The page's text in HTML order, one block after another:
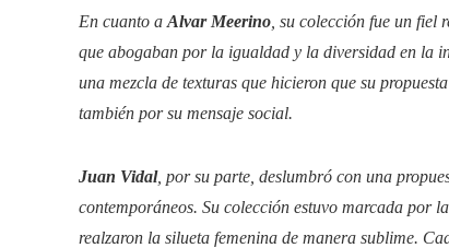
En cuanto a Alvar Meerino , su colección fue un
que abogaban por la igualdad y la diversidad en la
una mezcla de texturas que hicieron que su
también por su mensaje social.
Juan Vidal, por su parte, deslumbró con una
contemporáneos. Su colección estuvo marcada por
realzaron la silueta femenina de manera sublime.